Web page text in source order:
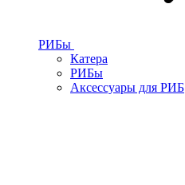
РИБы
Катера
РИБы
Аксессуары для РИБ